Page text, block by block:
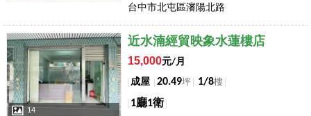
台中市北屯區瀋陽北路
店長推薦
14
近水湳經貿映象水蓮樓店
15,000元/月
成屋
20.49坪 1/8樓
1廳1衛